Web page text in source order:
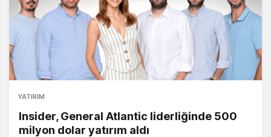
YATIRIM
Insider, General Atlantic liderliğinde 500
milyon dolar yatırım aldı